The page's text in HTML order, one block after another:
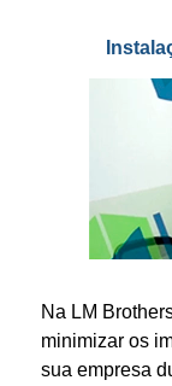
Na LM
minimizar os
sua empresa